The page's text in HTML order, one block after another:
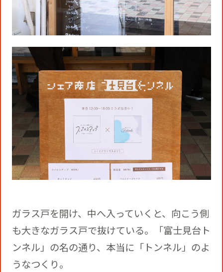
ガラス戸を開け、中へ入っていくと、向こう側
も大きなガラス戸で抜けている。「富士見台ト
ンネル」の名の通り、本当に「トンネル」のよ
うなつくり。